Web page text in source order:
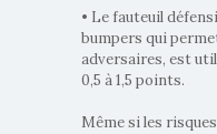
• Le fauteuil
bumpers qui
adversaires, est
0,5 à 1,5 points.
Même si les